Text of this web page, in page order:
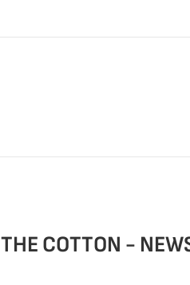
THE COTTON -